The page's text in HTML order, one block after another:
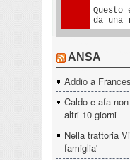
ANSA
Addio a
Caldo e afa
altri 10 giorni
Nella trattoria
famiglia'